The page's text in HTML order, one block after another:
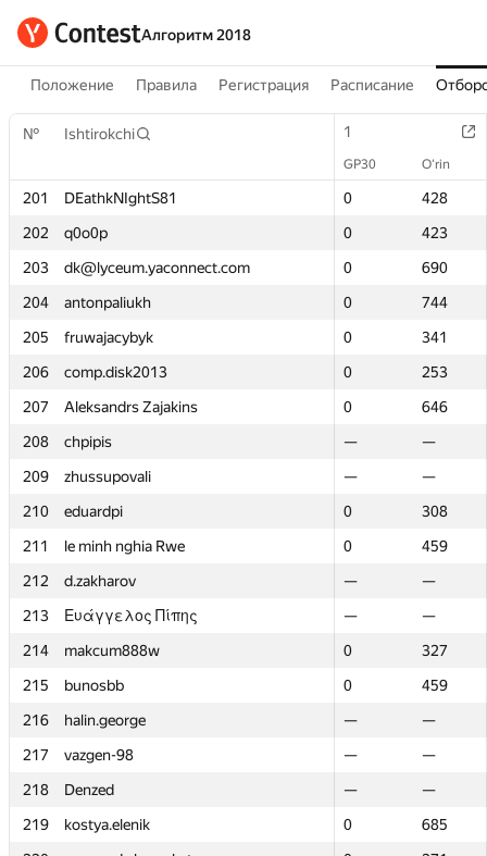
Алгоритм 2018
Положение Правила Регистрация Расписание
№ Ishtirokchi 1
GP30 O‘rin
201 DEathkNIghtS81 0
428
202
q0o0p 0
423
203
dk@lyceum.yaconnect.com 0
690
204
antonpaliukh 0
744
205
fruwajacybyk 0
341
206
comp.disk2013 0
253
207
Aleksandrs Zajakins 0
646
208
chpipis —
—
209
zhussupovali —
—
210
eduardpi 0
308
211
le minh nghia Rwe 0
459
212
d.zakharov —
—
213
Ευάγγελος Πίπης —
—
214
makcum888w 0
327
215
bunosbb 0
459
216
halin.george —
—
217
vazgen-98 —
—
218
Denzed —
—
219
kostya.elenik 0
685
№ Ishtirokchi 1
GP30 O‘rin
201 DEathkNIghtS81 0
428
202
q0o0p 0
423
203
dk@lyceum.yaconnect.com 0
690
204
antonpaliukh 0
744
205
fruwajacybyk 0
341
206
comp.disk2013 0
253
207
Aleksandrs Zajakins 0
646
208
chpipis —
—
209
zhussupovali —
—
210
eduardpi 0
308
211
le minh nghia Rwe 0
459
212
d.zakharov —
—
213
Ευάγγελος Πίπης —
—
214
makcum888w 0
327
215
bunosbb 0
459
216
halin.george —
—
217
vazgen-98 —
—
218
Denzed —
—
219
kostya.elenik 0
685